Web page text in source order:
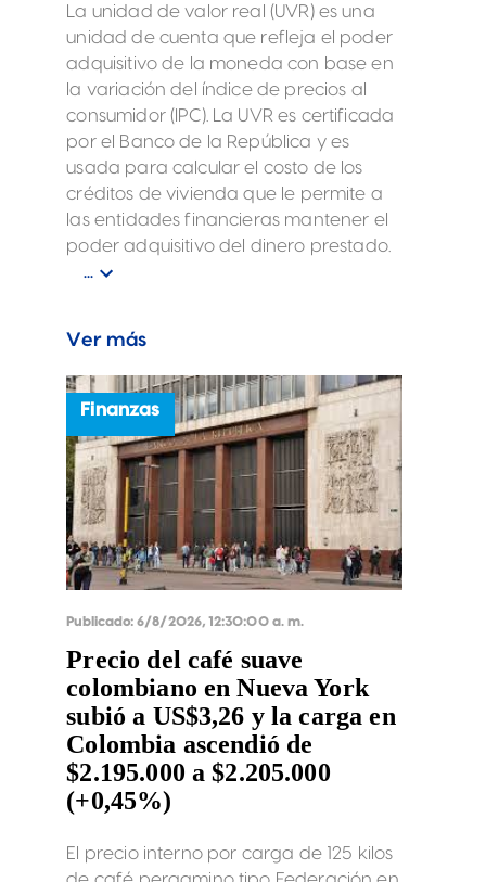
La unidad de valor real (UVR) es una
unidad de cuenta que refleja el poder
adquisitivo de la moneda con base en
la variación del índice de precios al
consumidor (IPC). La UVR es certificada
por el Banco de la República y es
usada para calcular el costo de los
créditos de vivienda que le permite a
las entidades financieras mantener el
poder adquisitivo del dinero prestado.
...
Ver más
Finanzas
Publicado: 6/8/2026, 12:30:00 a. m.
Precio del café suave
colombiano en Nueva York
subió a US$3,26 y la carga en
Colombia ascendió de
$2.195.000 a $2.205.000
(+0,45%)
El precio interno por carga de 125 kilos